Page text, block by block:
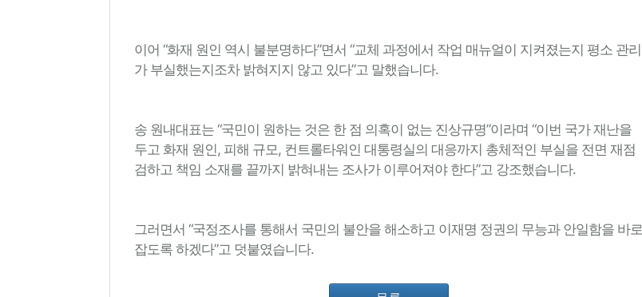
이어 “화재 원인 역시 불분명하다”면서 “교체 과정에서 작업 매뉴얼이 지켜졌는지 평소 관리
가 부실했는지조차 밝혀지지 않고 있다”고 말했습니다.
송 원내대표는 “국민이 원하는 것은 한 점 의혹이 없는 진상규명”이라며 “이번 국가 재난을
두고 화재 원인, 피해 규모, 컨트롤타워인 대통령실의 대응까지 총체적인 부실을 전면 재점
검하고 책임 소재를 끝까지 밝혀내는 조사가 이루어져야 한다”고 강조했습니다.
그러면서 “국정조사를 통해서 국민의 불안을 해소하고 이재명 정권의 무능과 안일함을 바로
잡도록 하겠다”고 덧붙였습니다.